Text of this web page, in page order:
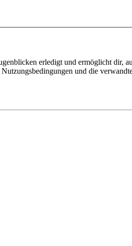
erledigt und ermöglicht dir,
und die